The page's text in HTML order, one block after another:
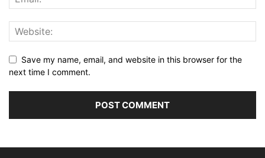
Save my name, email, and website in this browser for the
next time I comment.